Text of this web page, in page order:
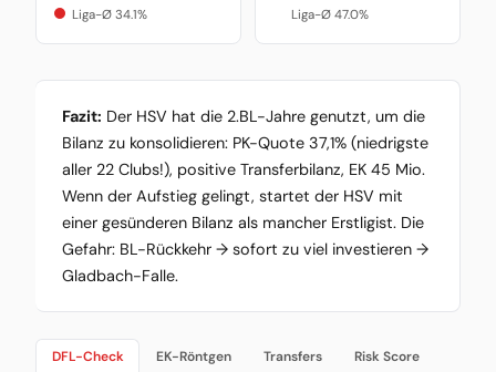
Liga-Ø 34.1% Liga-Ø 47.0%
Fazit: Der HSV hat die 2.BL-Jahre genutzt, um die
Bilanz zu konsolidieren: PK-Quote 37,1% (niedrigste
aller 22 Clubs!), positive Transferbilanz, EK 45 Mio.
Wenn der Aufstieg gelingt, startet der HSV mit
einer gesünderen Bilanz als mancher Erstligist. Die
Gefahr: BL-Rückkehr → sofort zu viel investieren →
Gladbach-Falle.
DFL-Check EK-Röntgen Transfers Risk Score